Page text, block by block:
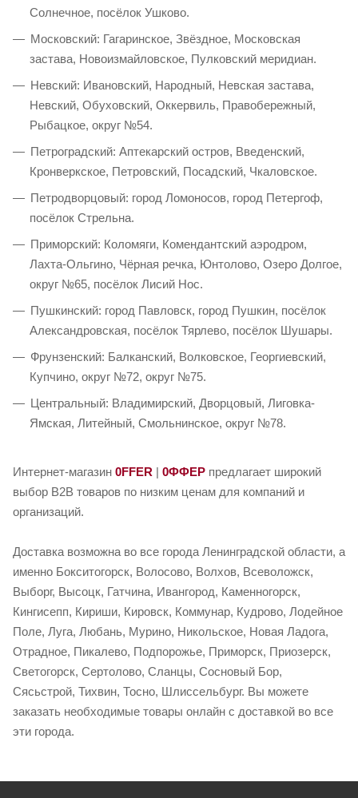
Солнечное, посёлок Ушково.
Московский: Гагаринское, Звёздное, Московская
застава, Новоизмайловское, Пулковский меридиан.
Невский: Ивановский, Народный, Невская застава,
Невский, Обуховский, Оккервиль, Правобережный,
Рыбацкое, округ №54.
Петроградский: Аптекарский остров, Введенский,
Кронверкское, Петровский, Посадский, Чкаловское.
Петродворцовый: город Ломоносов, город Петергоф,
посёлок Стрельна.
Приморский: Коломяги, Комендантский аэродром,
Лахта-Ольгино, Чёрная речка, Юнтолово, Озеро Долгое,
округ №65, посёлок Лисий Нос.
Пушкинский: город Павловск, город Пушкин, посёлок
Александровская, посёлок Тярлево, посёлок Шушары.
Фрунзенский: Балканский, Волковское, Георгиевский,
Купчино, округ №72, округ №75.
Центральный: Владимирский, Дворцовый, Лиговка-
Ямская, Литейный, Смольнинское, округ №78.
Интернет-магазин 0FFER | 0ФФЕР предлагает широкий
выбор B2B товаров по низким ценам для компаний и
организаций.
Доставка возможна во все города Ленинградской области, а
именно Бокситогорск, Волосово, Волхов, Всеволожск,
Выборг, Высоцк, Гатчина, Ивангород, Каменногорск,
Кингисепп, Кириши, Кировск, Коммунар, Кудрово, Лодейное
Поле, Луга, Любань, Мурино, Никольское, Новая Ладога,
Отрадное, Пикалево, Подпорожье, Приморск, Приозерск,
Светогорск, Сертолово, Сланцы, Сосновый Бор,
Сясьстрой, Тихвин, Тосно, Шлиссельбург. Вы можете
заказать необходимые товары онлайн с доставкой во все
эти города.